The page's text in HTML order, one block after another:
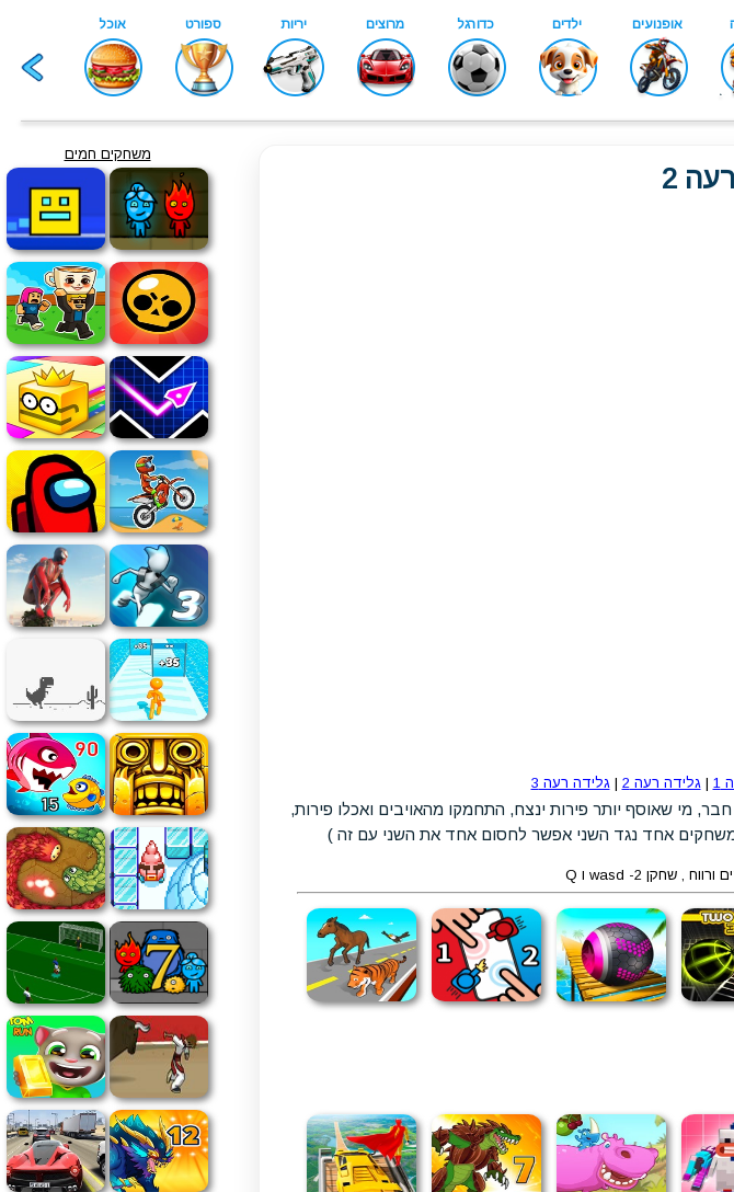
2
1
|גלידה רעה 2 |גלידה רעה 3
לשחק לבד או נגד חבר, מי שאוסף יותר פירות ינצח, התחמקו מהאויבים ואכלו פירות,
אחד נגד השני אפשר לחסום אחד את השני עם זה )
משחקים חמים